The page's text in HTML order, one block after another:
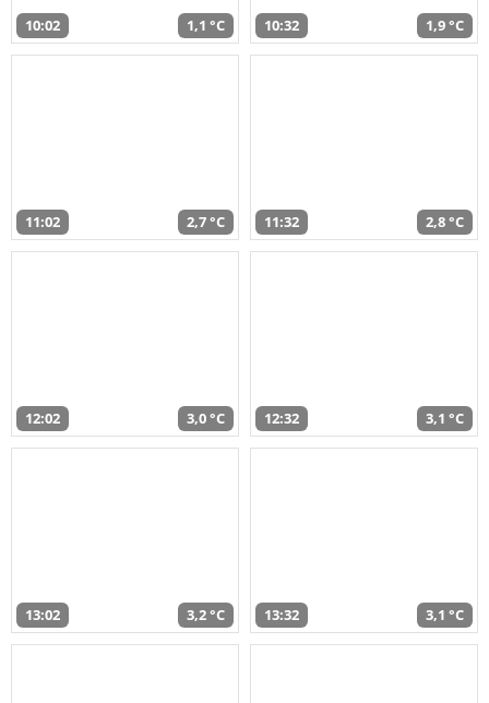
10:02 1,1 °C 10:32 1,9 °C
11:02 2,7 °C 11:32 2,8 °C
12:02 3,0 °C 12:32 3,1 °C
13:02 3,2 °C 13:32 3,1 °C